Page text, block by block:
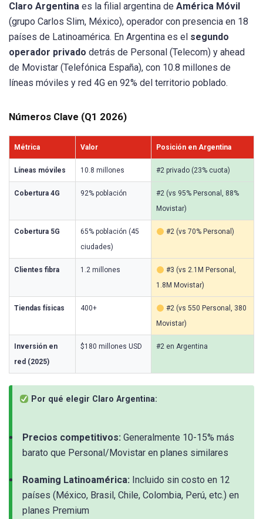
Claro Argentina es la filial argentina de América Móvil
(grupo Carlos Slim, México), operador con presencia en 18
países de Latinoamérica. En Argentina es el segundo
operador privado detrás de Personal (Telecom) y ahead
de Movistar (Telefónica España), con 10.8 millones de
líneas móviles y red 4G en 92% del territorio poblado.
Números Clave (Q1 2026)
Métrica Valor Posición en Argentina
Líneas móviles 10.8 millones #2 privado (23% cuota)
Cobertura 4G 92% población
#2 (vs 95% Personal, 88%
Movistar)
Cobertura 5G
65% población (45
ciudades)
#2 (vs 70% Personal)
Clientes fibra 1.2 millones
#3 (vs 2.1M Personal,
1.8M Movistar)
Tiendas físicas 400+
#2 (vs 550 Personal, 380
Movistar)
Inversión en
red (2025)
$180 millones USD #2 en Argentina
Por qué elegir Claro Argentina:
Precios competitivos: Generalmente 10-15% más
barato que Personal/Movistar en planes similares
Roaming Latinoamérica: Incluido sin costo en 12
países (México, Brasil, Chile, Colombia, Perú, etc.) en
planes Premium